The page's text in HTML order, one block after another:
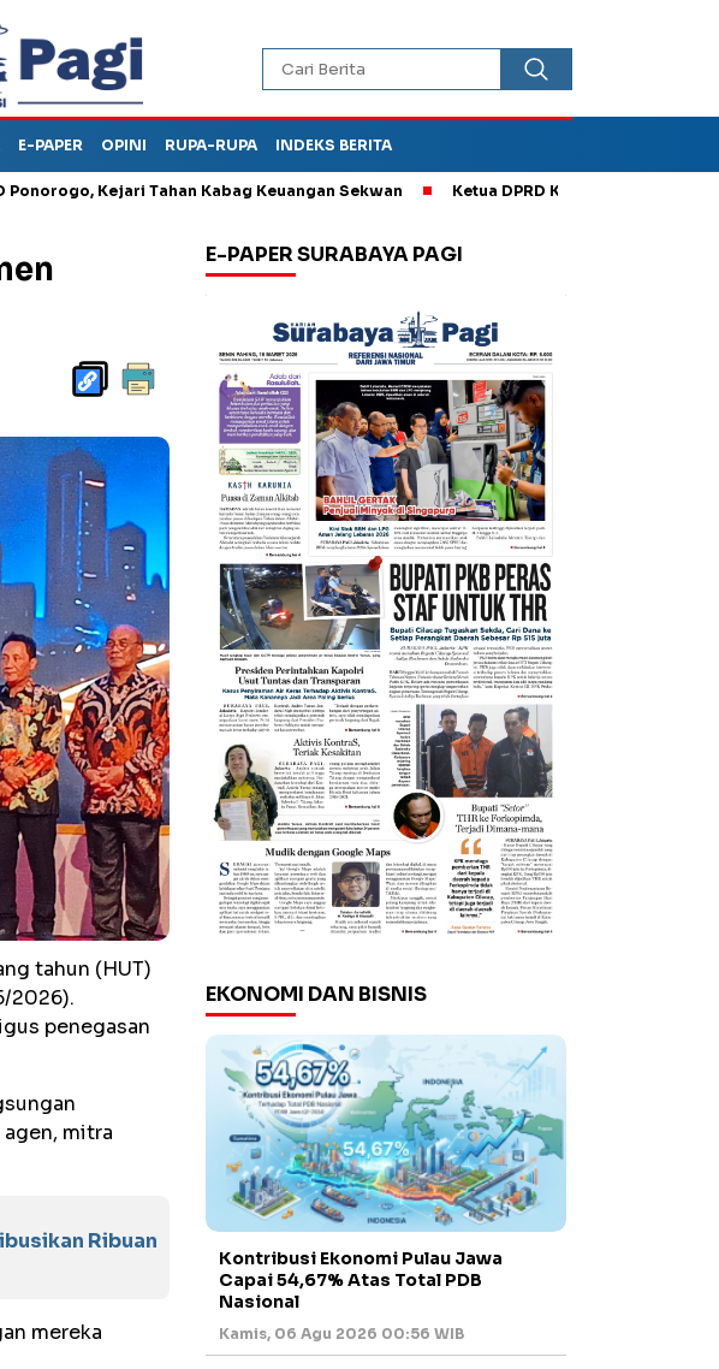
E-PAPER OPINI RUPA-RUPA INDEKS BERITA
Kejari Tahan Kabag Keuangan Sekwan Ketua DPRD Kota Madiun Sebut TPA
tahun (HUT)
2026).
penegasan
mitra
Ribuan
mereka
E-PAPER SURABAYA PAGI
EKONOMI DAN BISNIS
Kontribusi Ekonomi Pulau Jawa
Capai 54,67% Atas Total PDB
Nasional
Kamis, 06 Agu 2026 00:56 WIB